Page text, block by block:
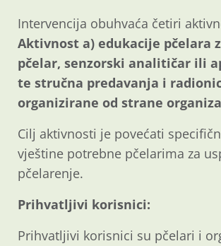
Intervencija obuhvaća četiri
Aktivnost a) edukacije pčelara
pčelar, senzorski analitičar ili
te stručna predavanja i
organizirane od strane
Cilj aktivnosti je povećati
vještine potrebne pčelarima za
pčelarenje.
Prihvatljivi korisnici:
Prihvatljivi korisnici su pčelari i